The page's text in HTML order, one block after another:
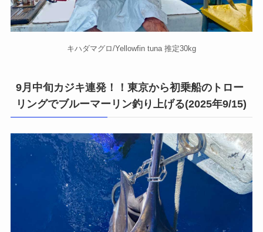
キハダマグロ/Yellowfin tuna 推定30kg
9月中旬カジキ連発！！東京から初乗船のトロー
リングでブルーマーリン釣り上げる(2025年9/15)